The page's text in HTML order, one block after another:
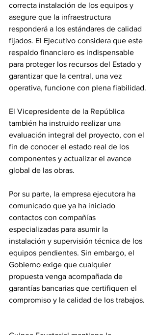
correcta instalación de los equipos y
asegure que la infraestructura
responderá a los estándares de calidad
fijados. El Ejecutivo considera que este
respaldo financiero es indispensable
para proteger los recursos del Estado y
garantizar que la central, una vez
operativa, funcione con plena fiabilidad.
El Vicepresidente de la República
también ha instruido realizar una
evaluación integral del proyecto, con el
fin de conocer el estado real de los
componentes y actualizar el avance
global de las obras.
Por su parte, la empresa ejecutora ha
comunicado que ya ha iniciado
contactos con compañías
especializadas para asumir la
instalación y supervisión técnica de los
equipos pendientes. Sin embargo, el
Gobierno exige que cualquier
propuesta venga acompañada de
garantías bancarias que certifiquen el
compromiso y la calidad de los trabajos.